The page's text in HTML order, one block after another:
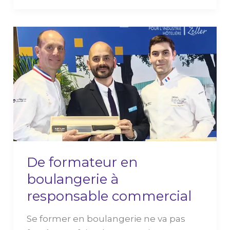
De formateur en
boulangerie à
responsable commercial
Se former en boulangerie ne va pas
De
formateur
en
boulangerie
responsable
commercial